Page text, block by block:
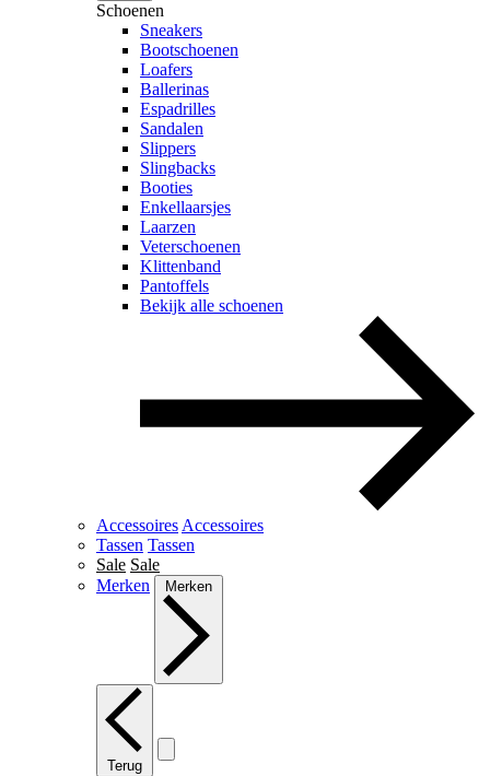
Schoenen
Sneakers
Bootschoenen
Loafers
Ballerinas
Espadrilles
Sandalen
Slippers
Slingbacks
Booties
Enkellaarsjes
Laarzen
Veterschoenen
Klittenband
Pantoffels
Bekijk alle schoenen
Accessoires Accessoires
Tassen Tassen
Sale Sale
Merken
Merken
Terug